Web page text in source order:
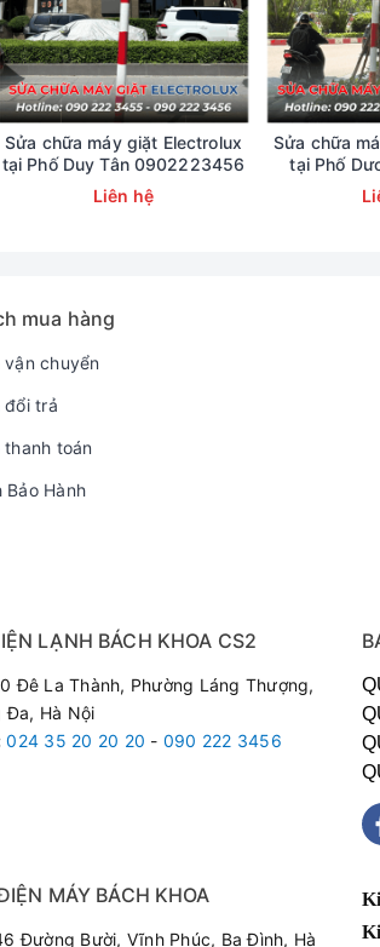
E4 trên màn hình hiển thị.
không hoạt động.
ra hơi nóng, không mát.
nhà do tắc khay chứa hoặc hỏng bơm.
vận hành.
hộc nối ống.
chuyên sâu về các dòng điều hòa máy
đối:
bo mạch, quạt chính hãng Casper, sẵn
lỗi, sửa đúng giá, tuyệt đối không bày vẽ
và thay thế đều được bảo hành từ 3 đến
Sửa chữa máy giặt Electrolux
tại Phố Duy Tân 0902223456
Liên hệ
Sửa chữa
tại Phố
mua hàng
vận chuyển
đổi trả
thanh toán
Bảo Hành
LẠNH BÁCH KHOA CS2
Đê La Thành, Phường Láng Thượng,
Đa, Hà Nội
024 35 20 20 20 - 090 222 3456
MÁY BÁCH KHOA
Đường Bười, Vĩnh Phúc, Ba Đình, Hà